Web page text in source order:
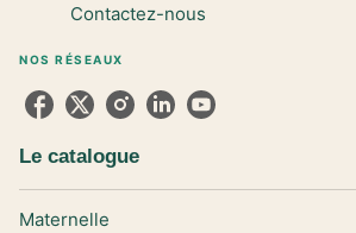
Contactez-nous
NOS RÉSEAUX
Le catalogue
Maternelle